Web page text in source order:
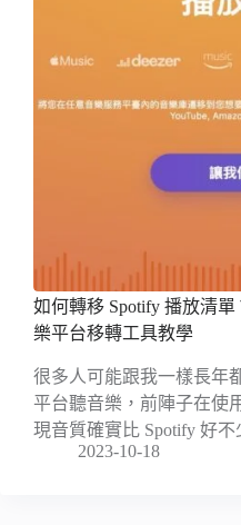
如何轉移 Spotify 播放清單
樂平台移轉工具教學
很多人可能跟我一樣長年
平台聽音樂，前陣子在使
現音質確實比 Spotify 好
2023-10-18